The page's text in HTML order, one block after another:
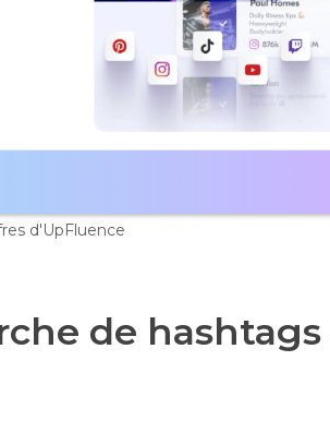
d'UpFluence
de hashtags